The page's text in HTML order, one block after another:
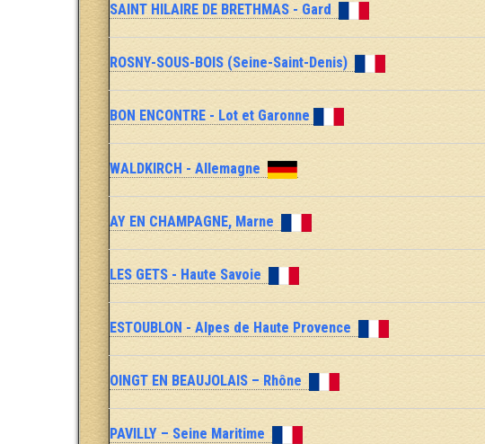
SAINT HILAIRE DE BRETHMAS - Gard
ROSNY-SOUS-BOIS (Seine-Saint-Denis)
BON ENCONTRE - Lot et Garonne
WALDKIRCH - Allemagne
AY EN CHAMPAGNE, Marne
LES GETS - Haute Savoie
ESTOUBLON - Alpes de Haute Provence
OINGT EN BEAUJOLAIS – Rhône
PAVILLY – Seine Maritime